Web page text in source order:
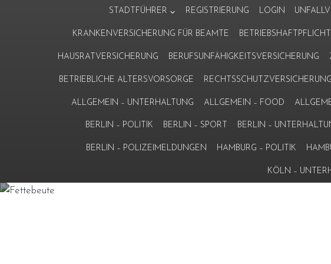
STADTFÜHRER REGISTRIERUNG LOGIN
KRANKENVERSICHERUNG FÜR BEAMTE
HAUSRATVERSICHERUNG BERUFSUNFÄHIGKEITSVERSICHERUNG
BETRIEBLICHE ALTERSVORSORGE RECHTSSCHUTZVERSICHERUNG
ALLGEMEIN – UNTERHALTUNG ALLGEMEIN – FOOD
BERLIN – POLITIK BERLIN – SPORT BERLIN –
BERLIN – POLIZEIMELDUNGEN HAMBURG – POLITIK
KÖLN –